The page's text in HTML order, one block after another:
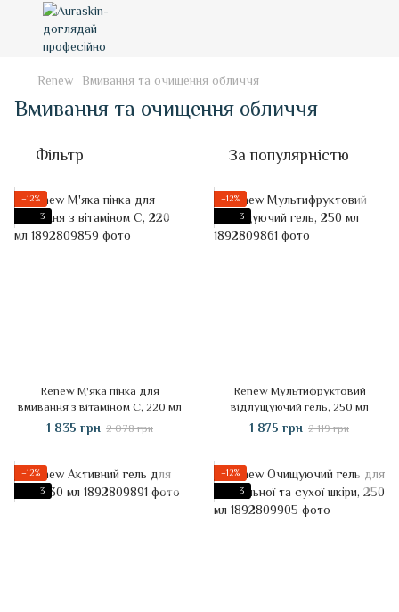
Renew Вмивання та очищення обличчя
Вмивання та очищення обличчя
Фільтр За популярністю
−12%
3
Renew М'яка пінка для
вмивання з вітаміном С, 220 мл
1 835 грн 2 078 грн
−12%
3
Renew Мультифруктовий
відлущуючий гель, 250 мл
1 875 грн 2 119 грн
−12%
3
−12%
3